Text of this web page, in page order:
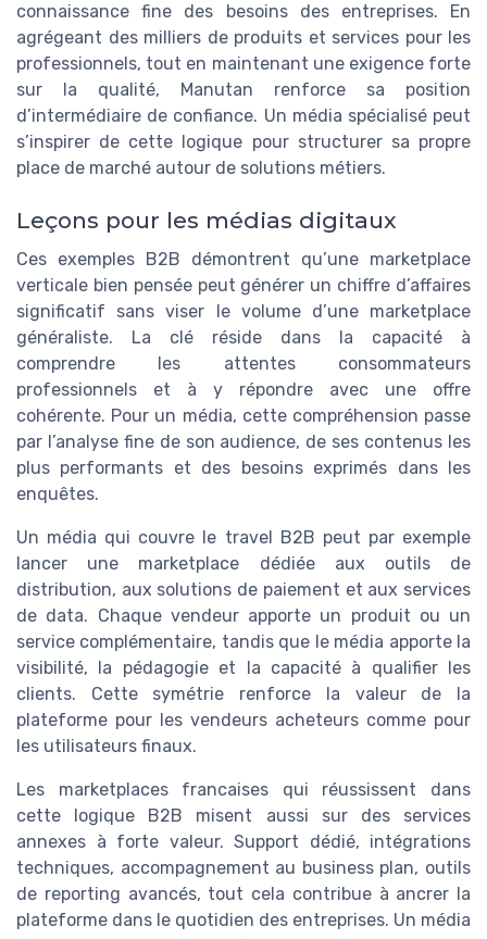
connaissance fine des besoins des entreprises. En
agrégeant des milliers de produits et services pour les
professionnels, tout en maintenant une exigence forte
sur la qualité, Manutan renforce sa position
d’intermédiaire de confiance. Un média spécialisé peut
s’inspirer de cette logique pour structurer sa propre
place de marché autour de solutions métiers.
Leçons pour les médias digitaux
Ces exemples B2B démontrent qu’une marketplace
verticale bien pensée peut générer un chiffre d’affaires
significatif sans viser le volume d’une marketplace
généraliste. La clé réside dans la capacité à
comprendre les attentes consommateurs
professionnels et à y répondre avec une offre
cohérente. Pour un média, cette compréhension passe
par l’analyse fine de son audience, de ses contenus les
plus performants et des besoins exprimés dans les
enquêtes.
Un média qui couvre le travel B2B peut par exemple
lancer une marketplace dédiée aux outils de
distribution, aux solutions de paiement et aux services
de data. Chaque vendeur apporte un produit ou un
service complémentaire, tandis que le média apporte la
visibilité, la pédagogie et la capacité à qualifier les
clients. Cette symétrie renforce la valeur de la
plateforme pour les vendeurs acheteurs comme pour
les utilisateurs finaux.
Les marketplaces francaises qui réussissent dans
cette logique B2B misent aussi sur des services
annexes à forte valeur. Support dédié, intégrations
techniques, accompagnement au business plan, outils
de reporting avancés, tout cela contribue à ancrer la
plateforme dans le quotidien des entreprises. Un média